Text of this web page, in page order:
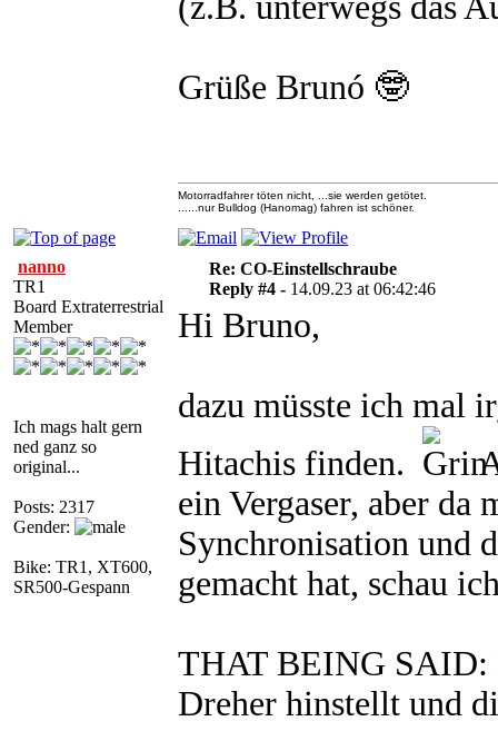
Grüße Brunó 🤓
Motorradfahrer töten nicht, ...sie werden getötet.
......nur Bulldog (Hanomag) fahren ist schöner.
nanno
TR1
Board Extraterrestrial
Member
Ich mags halt gern
ned ganz so
original...
Posts: 2317
Gender:
Bike: TR1, XT600,
SR500-Gespann
Re: CO-Einstellschraube
Reply #4 - 14.09.23 at 06:42:46
Hi Bruno,
dazu müsste ich mal
Hitachis finden.
ein Vergaser, aber da
Synchronisation und
gemacht hat, schau
THAT BEING SAID:
Dreher hinstellt und